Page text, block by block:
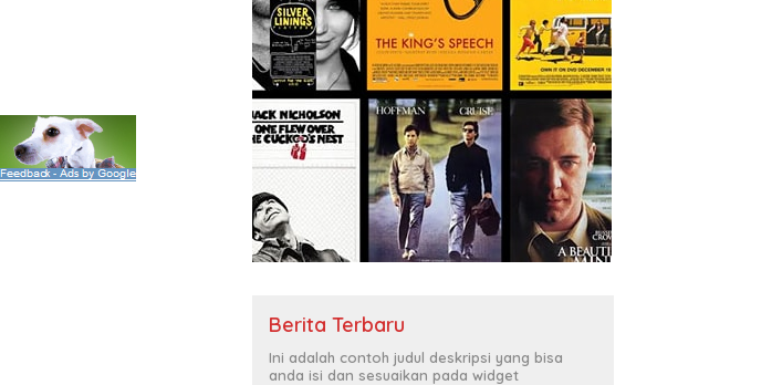
Berita Terbaru
Ini adalah contoh judul deskripsi yang bisa
anda isi dan sesuaikan pada widget